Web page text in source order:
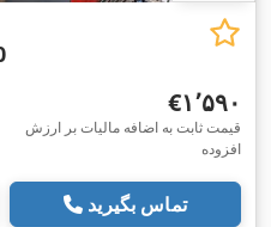
‎€۱٬۵۹۰
قیمت ثابت به اضافه مالیات بر ارزش
افزوده
تماس بگیرید